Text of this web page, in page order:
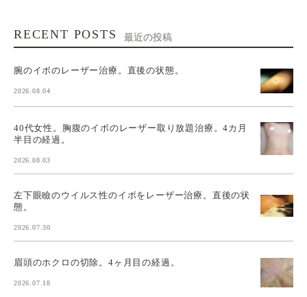
RECENT POSTS 最近の投稿
腕のイボのレーザー治療。直後の状態。
2026.08.04
40代女性。胸腹のイボのレーザー取り放題治療。4カ月
半目の経過。
2026.08.03
左下眼瞼のウイルス性のイボをレーザー治療。直後の状
態。
2026.07.30
眉頭のホクロの切除。4ヶ月目の経過。
2026.07.18